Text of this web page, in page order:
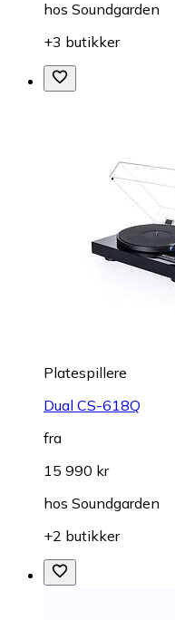
hos Soundgarden
+3 butikker
Platespillere
Dual CS-618Q
fra
15 990 kr
hos Soundgarden
+2 butikker